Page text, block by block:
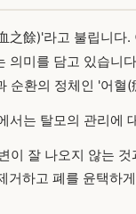
之餘)'라고 불립니다
의미를 담고 있습니
순환의 정체인 '어
서는 탈모의 관리에
이 잘 나오지 않는
거하고 폐를 윤택하